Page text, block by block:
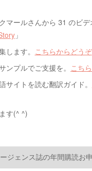
マールさんから 31 のビデ
」
ます。 こちらからどうぞ
プルでご支援を。 こち
イトを読む翻訳ガイド。
す(^ ^)
ジェンス誌の年間購読お